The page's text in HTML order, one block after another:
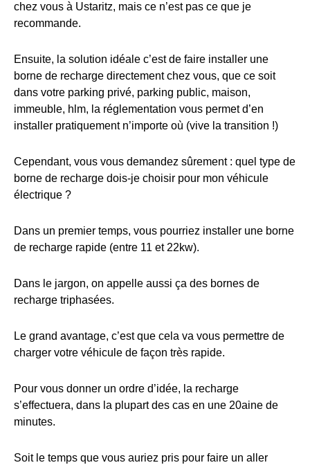
chez vous à Ustaritz, mais ce n’est pas ce que je
recommande.
Ensuite, la solution idéale c’est de faire installer une
borne de recharge directement chez vous, que ce soit
dans votre parking privé, parking public, maison,
immeuble, hlm, la réglementation vous permet d’en
installer pratiquement n’importe où (vive la transition !)
Cependant, vous vous demandez sûrement : quel type de
borne de recharge dois-je choisir pour mon véhicule
électrique ?
Dans un premier temps, vous pourriez installer une borne
de recharge rapide (entre 11 et 22kw).
Dans le jargon, on appelle aussi ça des bornes de
recharge triphasées.
Le grand avantage, c’est que cela va vous permettre de
charger votre véhicule de façon très rapide.
Pour vous donner un ordre d’idée, la recharge
s’effectuera, dans la plupart des cas en une 20aine de
minutes.
Soit le temps que vous auriez pris pour faire un aller